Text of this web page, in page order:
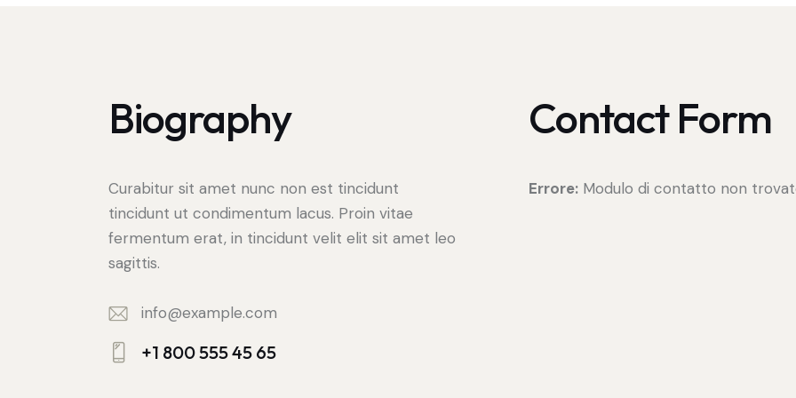
Biography
Curabitur sit amet nunc non est tincidunt
tincidunt ut condimentum lacus. Proin vitae
fermentum erat, in tincidunt velit elit sit amet leo
sagittis.
E-
m
info@example.com
+1 800 555 45 65
Contact Form
Errore: Modulo di contatto non